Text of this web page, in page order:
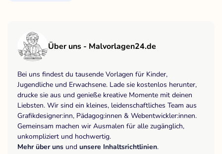
Über uns - Malvorlagen24.de
Bei uns findest du tausende Vorlagen für Kinder,
Jugendliche und Erwachsene. Lade sie kostenlos herunter,
drucke sie aus und genieße kreative Momente mit deinen
Liebsten. Wir sind ein kleines, leidenschaftliches Team aus
Grafikdesigner:inn, Pädagog:innen & Webentwickler:innen.
Gemeinsam machen wir Ausmalen für alle zugänglich,
unkompliziert und hochwertig.
Mehr über uns und unsere Inhaltsrichtlinien.